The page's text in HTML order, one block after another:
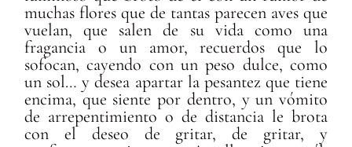
muchas flores que de tantas parecen aves que
vuelan, que salen de su vida como una
fragancia o un amor, recuerdos que lo
sofocan, cayendo con un peso dulce, como
un sol… y desea apartar la pesantez que tiene
encima, que siente por dentro, y un vómito
de arrepentimiento o de distancia le brota
con el deseo de gritar, de gritar, y